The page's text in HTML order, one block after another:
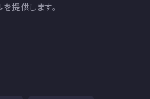
提供します。